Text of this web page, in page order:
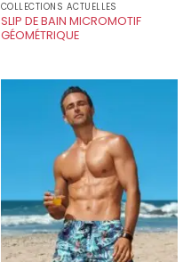
COLLECTIONS ACTUELLES
SLIP DE BAIN MICROMOTIF
GÉOMÉTRIQUE